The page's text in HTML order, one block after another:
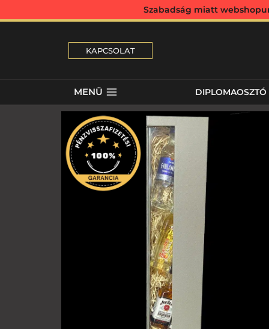
Szabadság miatt
KAPCSOLAT
MENÜ DIPLOMAOSZTÓ